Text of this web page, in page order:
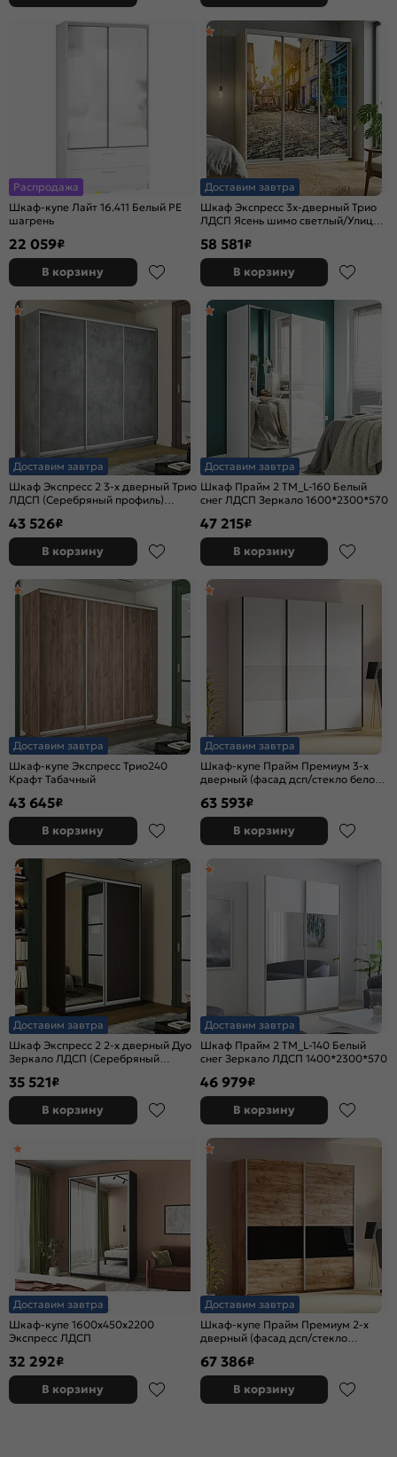
Распродажа
Шкаф-купе Лайт 16.411 Белый PE
шагрень
22 059₽
В корзину
Доставим завтра
Шкаф Экспресс 3х-дверный Трио
ЛДСП Ясень шимо светлый/Улица
58 581₽
В корзину
Доставим завтра
Шкаф Экспресс 2 3-х дверный Трио
ЛДСП (Серебряный профиль)
43 526₽
В корзину
Доставим завтра
Шкаф Прайм 2 TM_L-160 Белый
снег ЛДСП Зеркало 1600*2300*570
47 215₽
В корзину
Доставим завтра
Шкаф-купе Экспресс Трио240
Крафт Табачный
43 645₽
В корзину
Доставим завтра
Шкаф-купе Прайм Премиум 3-х
дверный (фасад дсп/стекло белое)
63 593₽
В корзину
Доставим завтра
Шкаф Экспресс 2 2-х дверный Дуо
Зеркало ЛДСП (Серебряный
35 521₽
В корзину
Доставим завтра
Шкаф Прайм 2 TM_L-140 Белый
снег Зеркало ЛДСП 1400*2300*570
46 979₽
В корзину
Доставим завтра
Шкаф-купе 1600x450x2200
Экспресс ЛДСП
32 292₽
В корзину
Доставим завтра
Шкаф-купе Прайм Премиум 2-х
дверный (фасад дсп/стекло
Крафт Табачный
67 386₽
В корзину